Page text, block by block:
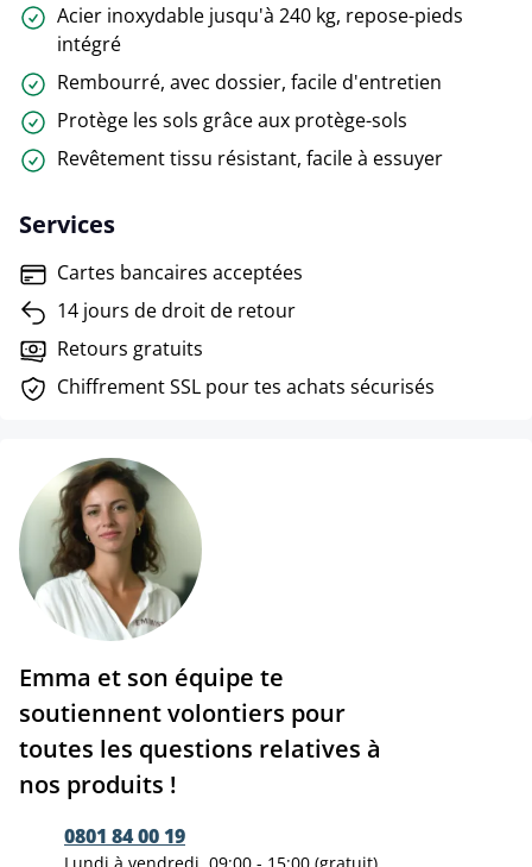
Acier inoxydable jusqu'à 240 kg, repose-pieds
intégré
Rembourré, avec dossier, facile d'entretien
Protège les sols grâce aux protège-sols
Revêtement tissu résistant, facile à essuyer
Services
Cartes bancaires acceptées
14 jours de droit de retour
Retours gratuits
Chiffrement SSL pour tes achats sécurisés
Emma et son équipe te
soutiennent volontiers pour
toutes les questions relatives à
nos produits !
0801 84 00 19